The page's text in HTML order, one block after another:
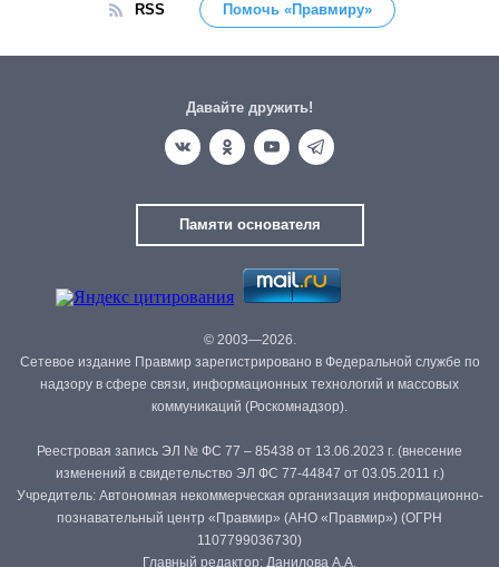
RSS Помочь «Правмиру»
Давайте дружить!
Памяти основателя
© 2003—2026.
Сетевое издание Правмир зарегистрировано в Федеральной службе по
надзору в сфере связи, информационных технологий и массовых
коммуникаций (Роскомнадзор).
Реестровая запись ЭЛ № ФС 77 – 85438 от 13.06.2023 г. (внесение
изменений в свидетельство ЭЛ ФС 77-44847 от 03.05.2011 г.)
Учредитель: Автономная некоммерческая организация информационно-
познавательный центр «Правмир» (АНО «Правмир») (ОГРН
1107799036730)
Главный редактор: Данилова А.А.